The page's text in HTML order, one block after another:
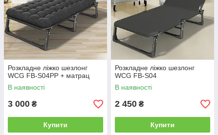
Розкладне ліжко шезлонг
WCG FB-S04PP + матрац
В наявності
3 000 ₴
Купити
Розкладне ліжко шезлонг
WCG FB-S04
В наявності
2 450 ₴
Купити